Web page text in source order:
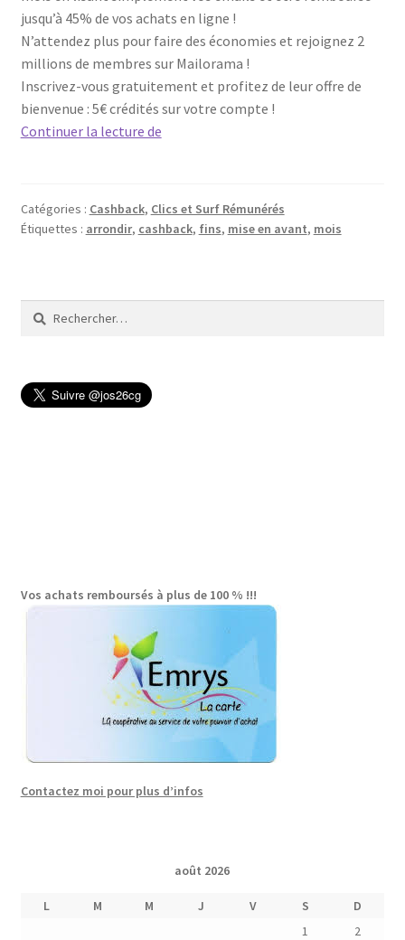
jusqu’à 45% de vos achats en ligne !
N’attendez plus pour faire des économies et rejoignez 2
millions de membres sur Mailorama !
Inscrivez-vous gratuitement et profitez de leur offre de
bienvenue : 5€ crédités sur votre compte !
Continuer la lecture deMailorama,
bienvenue
Catégories : Cashback, Clics et Surf Rémunérés
Étiquettes : arrondir, cashback, fins, mise en avant, mois
Rechercher :
Vos achats remboursés à plus de 100 % !!!
Contactez moi pour plus d’infos
août 2026
L M M J V S
D
1
2